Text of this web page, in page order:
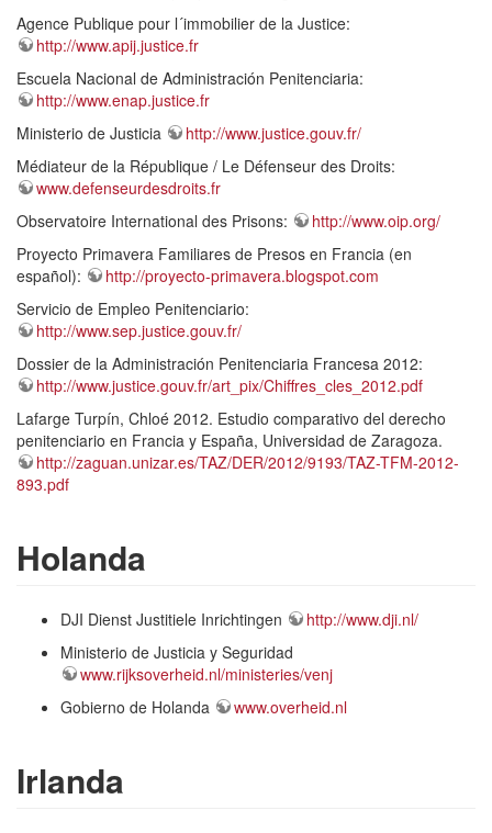
Agence Publique pour l´immobilier de la Justice:
http://www.apij.justice.fr
Escuela Nacional de Administración Penitenciaria:
http://www.enap.justice.fr
Ministerio de Justicia
http://www.justice.gouv.fr/
Médiateur de la République / Le Défenseur des Droits:
www.defenseurdesdroits.fr
Observatoire International des Prisons:
http://www.oip.org/
Proyecto Primavera Familiares de Presos en Francia (en
español):
http://proyecto-primavera.blogspot.com
Servicio de Empleo Penitenciario:
http://www.sep.justice.gouv.fr/
Dossier de la Administración Penitenciaria Francesa 2012:
http://www.justice.gouv.fr/art_pix/Chiffres_cles_2012.pdf
Lafarge Turpín, Chloé 2012. Estudio comparativo del derecho
penitenciario en Francia y España, Universidad de Zaragoza.
http://zaguan.unizar.es/TAZ/DER/2012/9193/TAZ-TFM-2012-
893.pdf
Holanda
DJI Dienst Justitiele Inrichtingen
http://www.dji.nl/
Ministerio de Justicia y Seguridad
www.rijksoverheid.nl/ministeries/venj
Gobierno de Holanda
www.overheid.nl
Irlanda